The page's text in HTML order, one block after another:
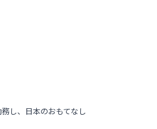
し、日本のおもてなし